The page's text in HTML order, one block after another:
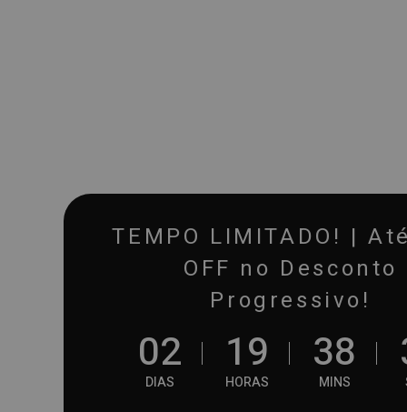
TEMPO LIMITADO! |
OFF no Desconto
Progressivo!
02
DIAS
19
HORAS
38
MINS